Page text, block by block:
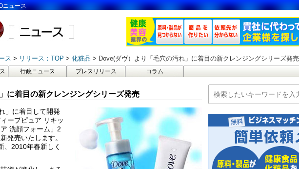
ニュース
ス リリース：TOP 化粧品 Dove(ダヴ）より「毛穴の汚れ」に着目の新クレンジングシリーズ発売
行政ニュース プレスリリース コラム
に着目の新クレンジングシリーズ発売
」に着目して開発
ープピュア リキッ
洗顔フォーム」2
発売いたします。
、2010年春新しく